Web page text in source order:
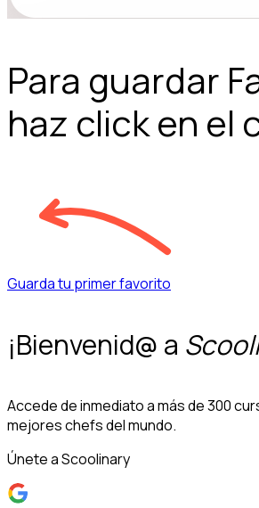
Para guardar
haz click en el
Guarda tu primer favorito
¡Bienvenid@ a
Accede de inmediato a más de 300
mejores chefs del mundo.
Únete a Scoolinary